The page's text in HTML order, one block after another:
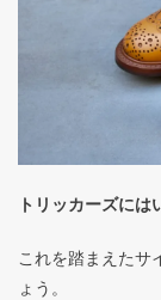
トリッカーズには
これを踏まえたサ
ょう。